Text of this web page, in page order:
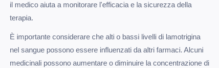
il medico aiuta a monitorare l'efficacia e la sicurezza della
terapia.
È importante considerare che alti o bassi livelli di lamotrigina
nel sangue possono essere influenzati da altri farmaci. Alcuni
medicinali possono aumentare o diminuire la concentrazione di